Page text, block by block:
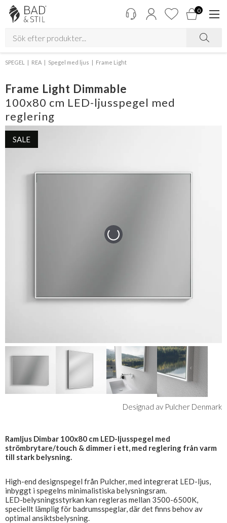
0
SPEGEL REA Spegel med ljus Frame Light
Frame Light Dimmable
100x80 cm LED-ljusspegel med
reglering
SALE
Designad av Pulcher Denmark
Ramljus Dimbar 100x80 cm LED-ljusspegel med
strömbrytare/touch & dimmer i ett, med reglering från varm
till stark belysning.
High-end designspegel från Pulcher, med integrerat LED-ljus,
inbyggt i spegelns minimalistiska belysningsram.
LED-belysningsstyrkan kan regleras mellan 3500-6500K,
speciellt lämplig för badrumsspeglar, där det finns behov av
optimal ansiktsbelysning.